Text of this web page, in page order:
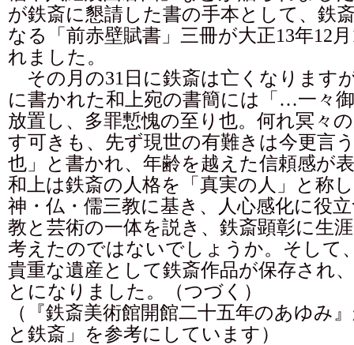
が鉄斎に懇請した書の手本として、鉄
なる「前赤壁賦書」三冊が大正13年12
れました。
その月の31日に鉄斎は亡くなります
に書かれた和上宛の書簡には「…一々
放置し、多罪慙愧の至り也。何れ冥々
す可きも、先ず現世の有難きは今更言
也」と書かれ、年齢を越えた信頼感が
和上は鉄斎の人格を「真実の人」と称
神・仏・儒三教に基き、人心感化に役
教と芸術の一体を説き、鉄斎顕彰に生
考えたのではないでしょうか。そして
貴重な遺産として鉄斎作品が保存され
とになりました。（つづく）
（『鉄斎美術館開館二十五年のあゆみ
と鉄斎」を参考にしています）